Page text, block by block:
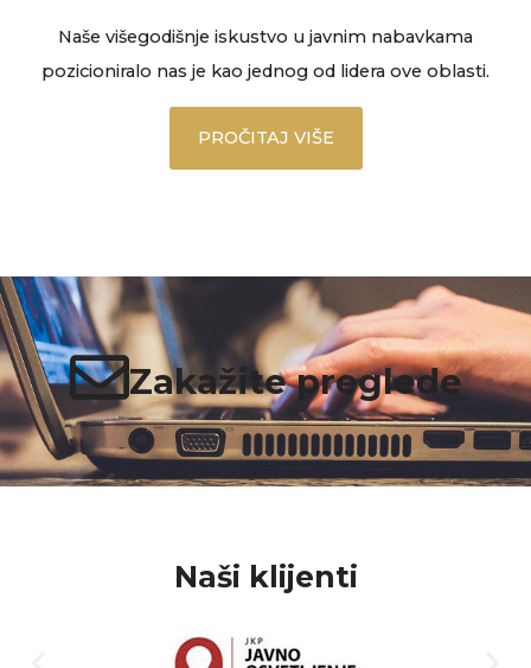
Naše višegodišnje iskustvo u javnim nabavkama
pozicioniralo nas je kao jednog od lidera ove oblasti.
PROČITAJ VIŠE
Zakažite preglede
Naši klijenti